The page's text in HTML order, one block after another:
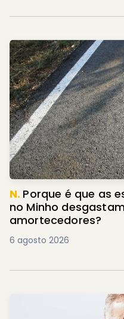
N. Porque é que as
no Minho
amortecedores?
6 agosto 2026